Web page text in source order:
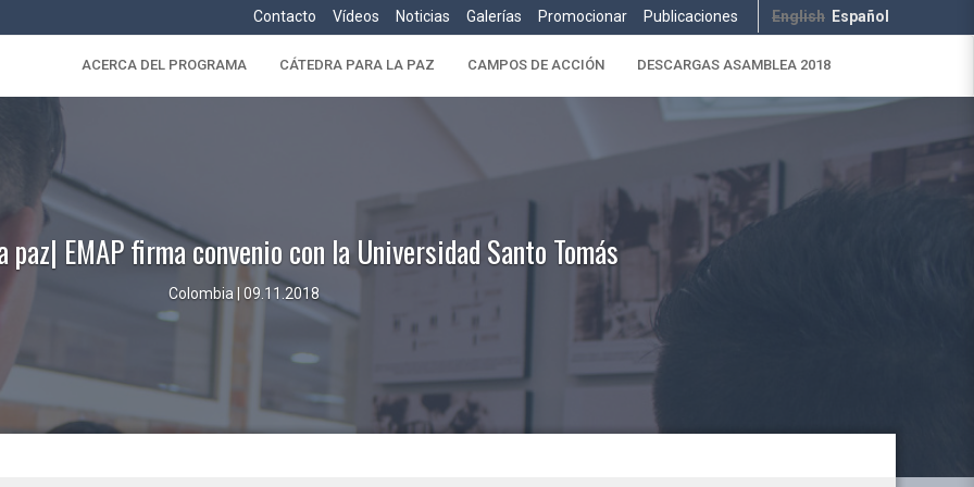
English Español
Contacto Vídeos Noticias Galerías Promocionar
Publicaciones
ACERCA DEL PROGRAMA CÁTEDRA PARA LA PAZ CAMPOS DE ACCIÓN DESCARGAS ASAMBLEA 2018
paz| EMAP firma convenio con la Universidad Santo Tomás
Colombia | 09.11.2018